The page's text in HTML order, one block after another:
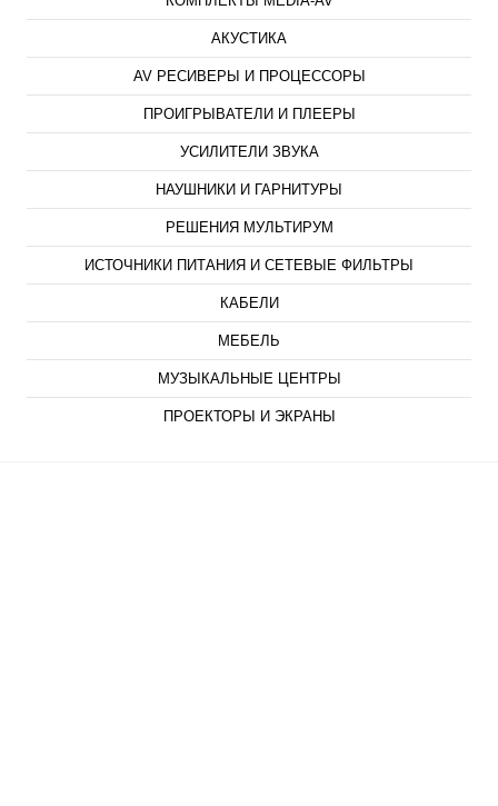
АКУСТИКА
AV РЕСИВЕРЫ И ПРОЦЕССОРЫ
ПРОИГРЫВАТЕЛИ И ПЛЕЕРЫ
УСИЛИТЕЛИ ЗВУКА
НАУШНИКИ И ГАРНИТУРЫ
РЕШЕНИЯ МУЛЬТИРУМ
ИСТОЧНИКИ ПИТАНИЯ И СЕТЕВЫЕ ФИЛЬТРЫ
КАБЕЛИ
МЕБЕЛЬ
МУЗЫКАЛЬНЫЕ ЦЕНТРЫ
ПРОЕКТОРЫ И ЭКРАНЫ